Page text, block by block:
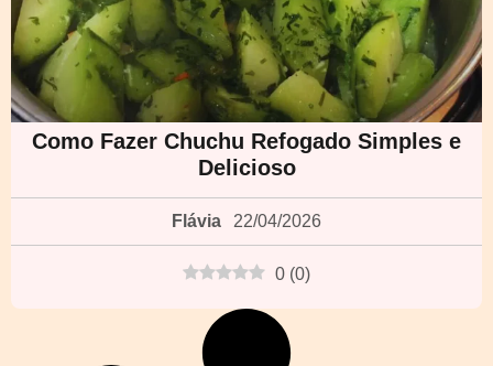
Como Fazer Chuchu Refogado Simples e
Delicioso
Flávia 22/04/2026
0 (0)